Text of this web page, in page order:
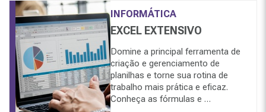
INFORMÁTICA
EXCEL EXTENSIVO
Domine a principal ferramenta de
criação e gerenciamento de
planilhas e torne sua rotina de
trabalho mais prática e eficaz.
Conheça as fórmulas e …